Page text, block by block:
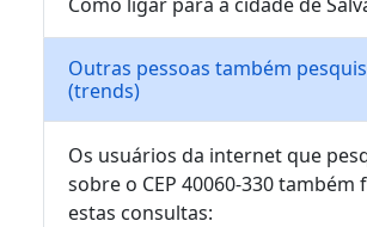
Outras pessoas também
(trends)
Os usuários da internet que
sobre o CEP 40060-330 também
estas consultas: